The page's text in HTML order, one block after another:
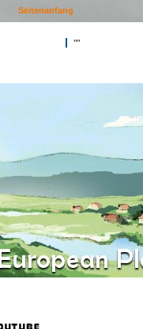
""
Seitenanfang